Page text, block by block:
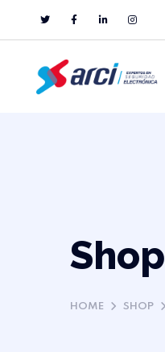
Shop
HOME SHOP